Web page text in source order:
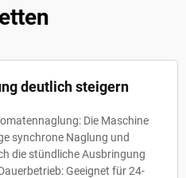
deutlich steigern
Die Maschine
synchrone Naglung und
die stündliche Ausbringung
Geeignet für 24-